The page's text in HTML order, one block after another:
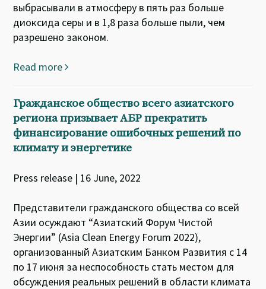
выбрасывали в атмосферу в пять раз больше
диоксида серы и в 1,8 раза больше пыли, чем
разрешено законом.
Read more
Гражданское общество всего азиатского
региона призывает АБР прекратить
финансирование ошибочных решений по
климату и энергетике
Press release | 16 June, 2022
Представители гражданского общества со всей
Азии осуждают “Азиатский Форум Чистой
Энергии” (Asia Clean Energy Forum 2022),
организованный Азиатским Банком Развития с 14
по 17 июня за неспособность стать местом для
обсуждения реальных решений в области климата